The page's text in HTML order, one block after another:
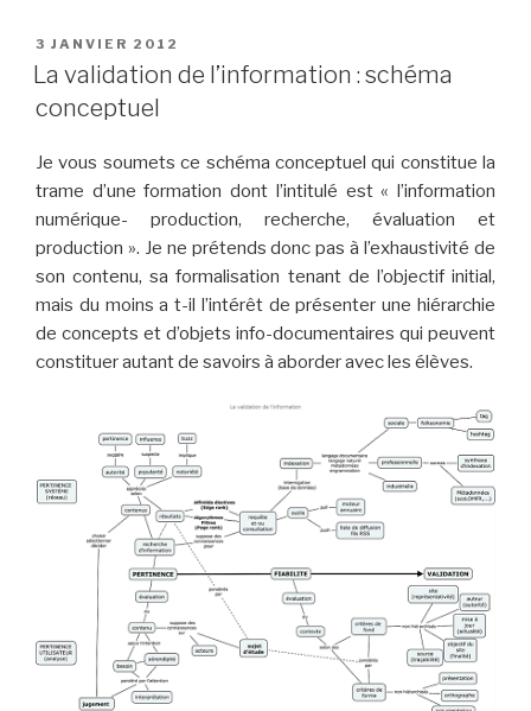
PUBLIÉ
LE
3 JANVIER 2012
La validation de l’information : schéma
conceptuel
Je vous soumets ce schéma conceptuel qui constitue la
trame d’une formation dont l’intitulé est « l’information
numérique- production, recherche, évaluation et
production ». Je ne prétends donc pas à l’exhaustivité de
son contenu, sa formalisation tenant de l’objectif initial,
mais du moins a t-il l’intérêt de présenter une hiérarchie
de concepts et d’objets info-documentaires qui peuvent
constituer autant de savoirs à aborder avec les élèves.